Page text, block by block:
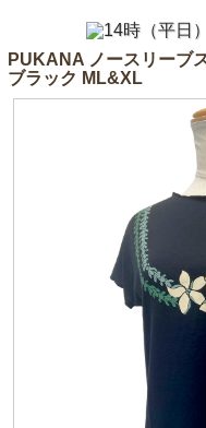
PUKANA ノースリーブ
ブラック ML&XL